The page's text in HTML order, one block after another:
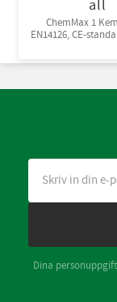
all
ChemMax 1
EN14126, CE-
Dina